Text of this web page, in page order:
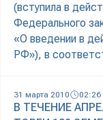
(вступила в
Федерального
«О введении в
РФ»), в
31 марта 2010 02:26
В ТЕЧЕНИЕ